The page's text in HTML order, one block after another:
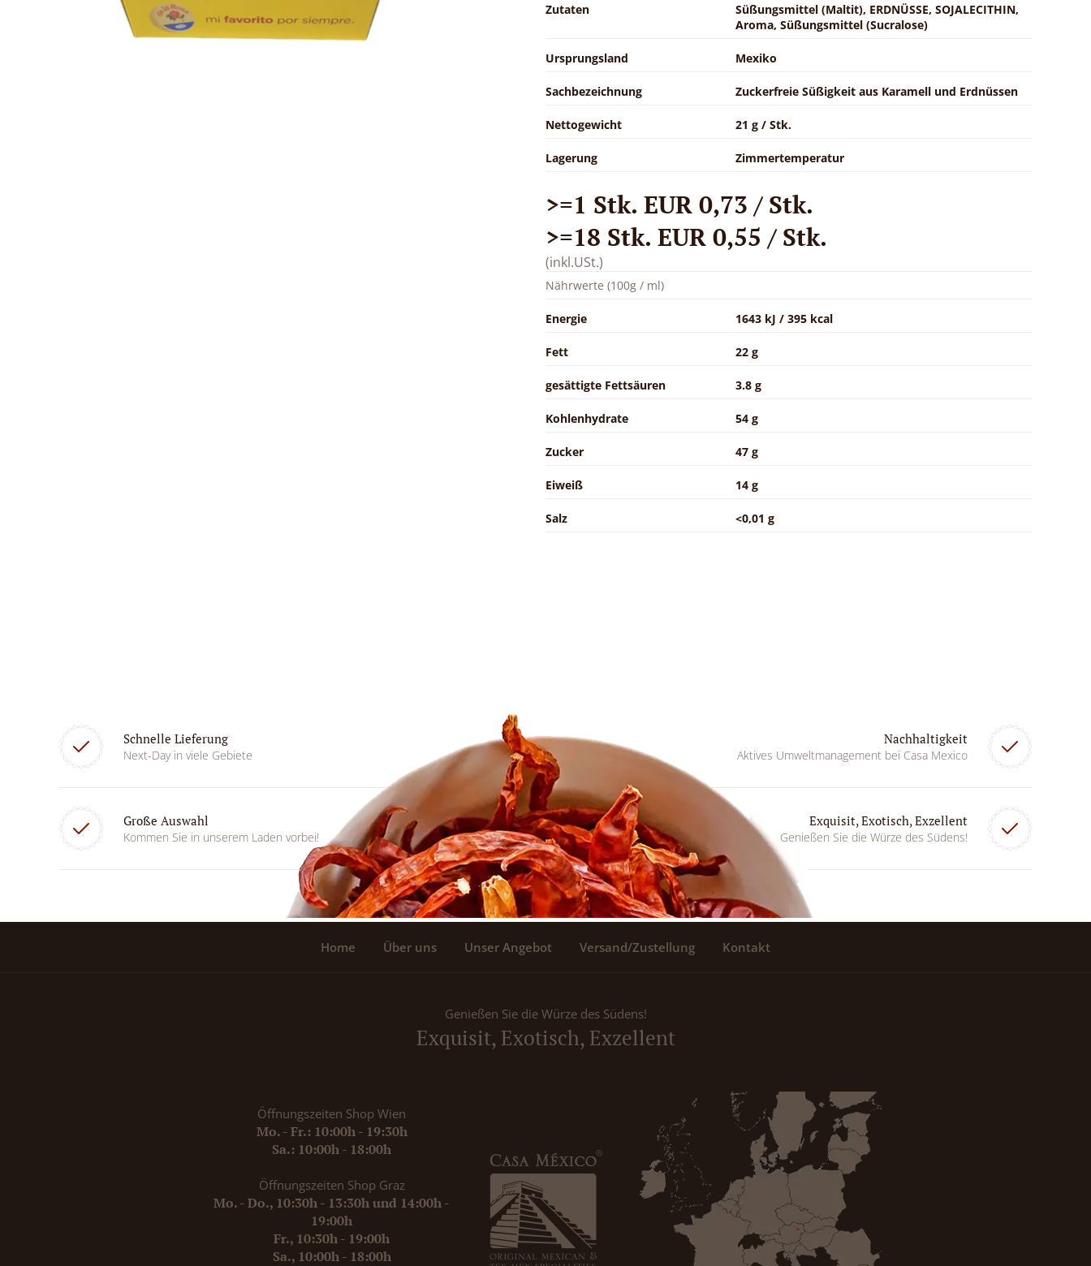
Zutaten
Süßungsmittel (Maltit), ERDNÜSSE, SOJALECITHIN,
Aroma, Süßungsmittel (Sucralose)
Ursprungsland Mexiko
Sachbezeichnung Zuckerfreie Süßigkeit aus Karamell und Erdnüssen
Nettogewicht 21 g / Stk.
Lagerung Zimmertemperatur
>=1 Stk. EUR 0,73 / Stk.
>=18 Stk. EUR 0,55 / Stk.
(inkl.USt.)
Nährwerte (100g / ml)
Energie 1643 kJ / 395 kcal
Fett 22 g
gesättigte Fettsäuren 3.8 g
Kohlenhydrate 54 g
Zucker 47 g
Eiweiß 14 g
Salz <0,01 g
Schnelle Lieferung
Next-Day in viele Gebiete
Nachhaltigkeit
Aktives Umweltmanagement bei Casa Mexico
Große Auswahl
Kommen Sie in unserem Laden vorbei!
Exquisit, Exotisch, Exzellent
Genießen Sie die Würze des Südens!
Home Über uns Unser Angebot Versand/Zustellung Kontakt
Genießen Sie die Würze des Südens!
Exquisit, Exotisch, Exzellent
Öffnungszeiten Shop Wien
Mo. - Fr.: 10:00h - 19:30h
Sa.: 10:00h - 18:00h
Öffnungszeiten Shop Graz
Mo. - Do., 10:30h - 13:30h und 14:00h -
19:00h
Fr., 10:30h - 19:00h
Sa., 10:00h - 18:00h